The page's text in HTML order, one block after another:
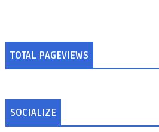
TOTAL PAGEVIEWS
SOCIALIZE